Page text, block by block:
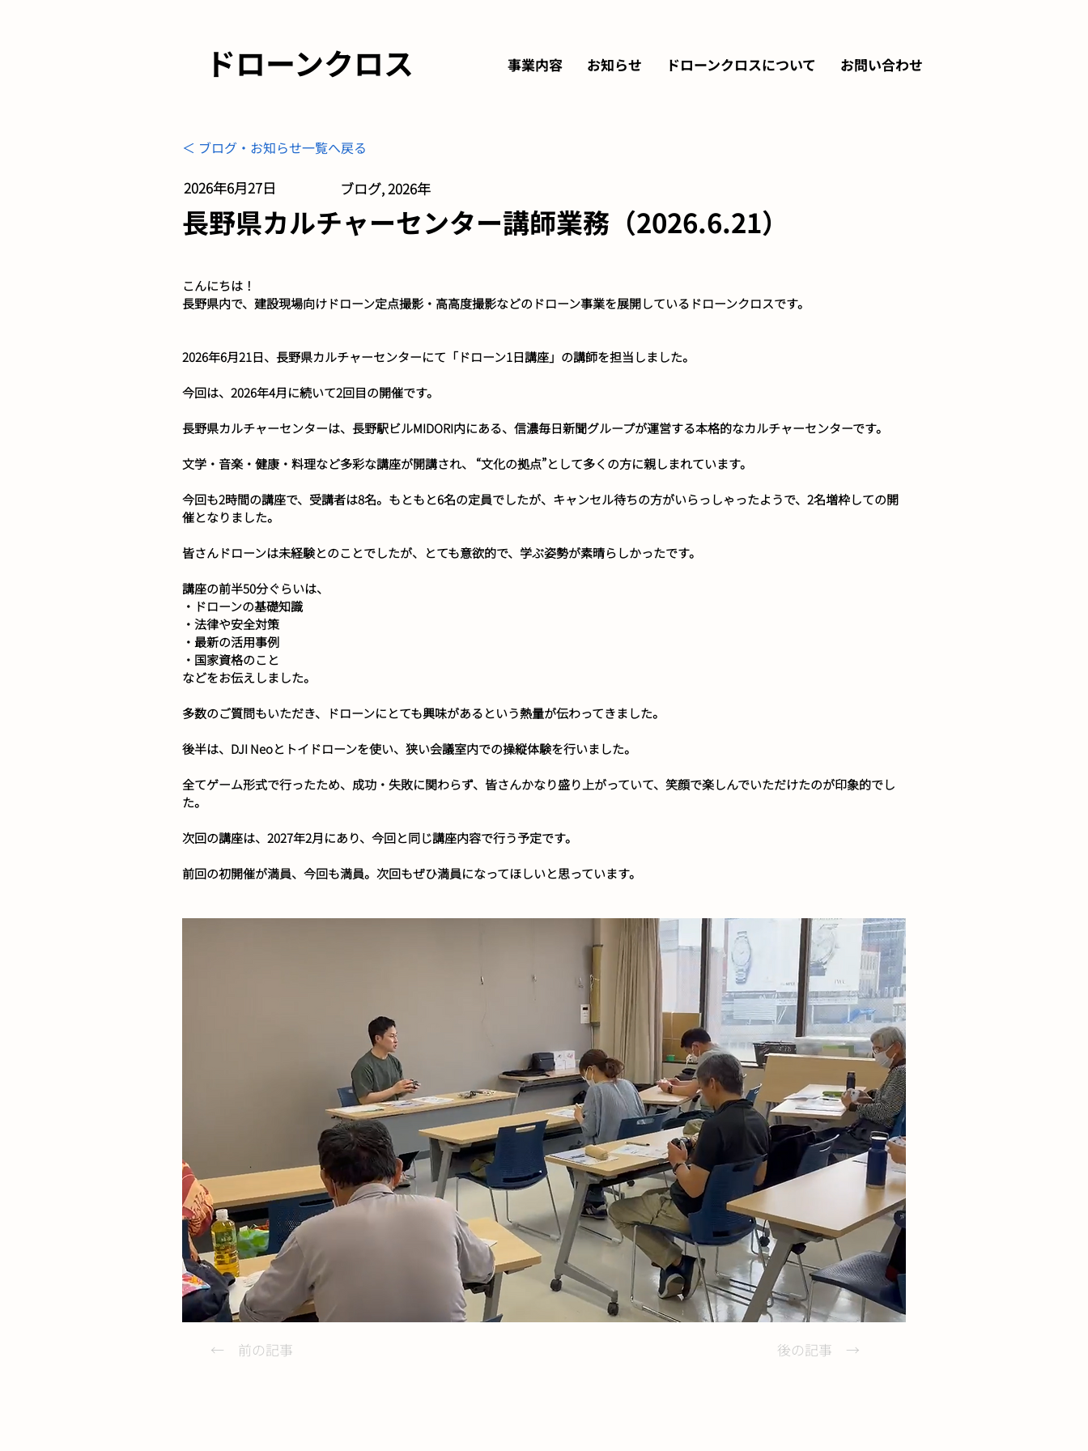
ドローンクロス 事業内容 お知らせ ドローンクロスについて お問い合わせ
＜ ブログ・お知らせ一覧へ戻る
2026年6月27日 ブログ, 2026年
長野県カルチャーセンター講師業務（2026.6.21）
こんにちは！
長野県内で、建設現場向けドローン定点撮影・高高度撮影などのドローン事業を展開しているドローンクロスです。
2026年6月21日、長野県カルチャーセンターにて「ドローン1日講座」の講師を担当しました。
今回は、2026年4月に続いて2回目の開催です。
長野県カルチャーセンターは、長野駅ビルMIDORI内にある、信濃毎日新聞グループが運営する本格的なカルチャーセンターです。
文学・音楽・健康・料理など多彩な講座が開講され、 “文化の拠点”として多くの方に親しまれています。
今回も2時間の講座で、受講者は8名。もともと6名の定員でしたが、キャンセル待ちの方がいらっしゃったようで、2名増枠しての開
催となりました。
皆さんドローンは未経験とのことでしたが、とても意欲的で、学ぶ姿勢が素晴らしかったです。
講座の前半50分ぐらいは、
・ドローンの基礎知識
・法律や安全対策
・最新の活用事例
・国家資格のこと
などをお伝えしました。
多数のご質問もいただき、ドローンにとても興味があるという熱量が伝わってきました。
後半は、DJI Neoとトイドローンを使い、狭い会議室内での操縦体験を行いました。
全てゲーム形式で行ったため、成功・失敗に関わらず、皆さんかなり盛り上がっていて、笑顔で楽しんでいただけたのが印象的でし
た。
次回の講座は、2027年2月にあり、今回と同じ講座内容で行う予定です。
前回の初開催が満員、今回も満員。次回もぜひ満員になってほしいと思っています。
← 前の記事 後の記事 →